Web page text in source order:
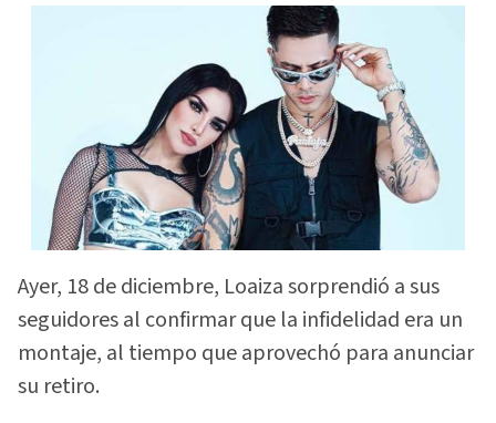
Ayer, 18 de diciembre, Loaiza sorprendió a sus
seguidores al confirmar que la infidelidad era un
montaje, al tiempo que aprovechó para anunciar
su retiro.